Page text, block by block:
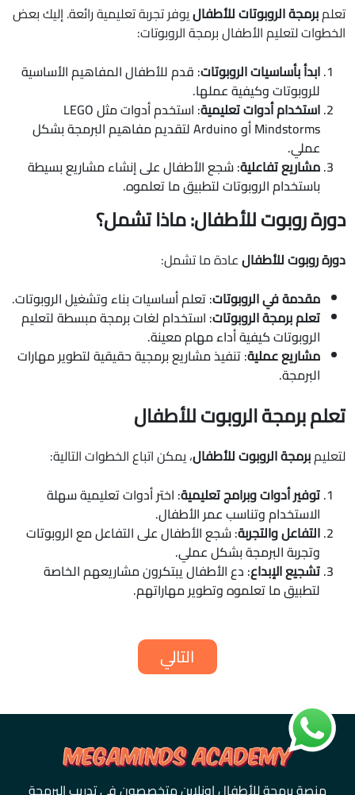
تعلمبرمجة الروبوتات للأطفاليوفر تجربة تعليمية رائعة. إليك بعض
الخطوات لتعليم الأطفال برمجة الروبوتات:
ابدأ بأساسيات الروبوتات: قدم للأطفال المفاهيم الأساسية
للروبوتات وكيفية عملها.
استخدام أدوات تعليمية
: استخدم أدوات مثل LEGO
Mindstorms أو Arduino لتقديم مفاهيم البرمجة بشكل
عملي.
مشاريع تفاعلية: شجع الأطفال على إنشاء مشاريع بسيطة
باستخدام الروبوتات لتطبيق ما تعلموه.
دورة روبوت للأطفال: ماذا تشمل؟
دورة روبوت للأطفالعادة ما تشمل:
مقدمة في الروبوتات: تعلم أساسيات بناء وتشغيل الروبوتات.
تعلم برمجة الروبوتات: استخدام لغات برمجة مبسطة لتعليم
الروبوتات كيفية أداء مهام معينة.
مشاريع عملية: تنفيذ مشاريع برمجية حقيقية لتطوير مهارات
البرمجة.
تعلم برمجة الروبوت للأطفال
لتعليمبرمجة الروبوت للأطفال، يمكن اتباع الخطوات التالية:
توفير أدوات وبرامج تعليمية: اختر أدوات تعليمية سهلة
الاستخدام وتناسب عمر الأطفال.
التفاعل والتجربة: شجع الأطفال على التفاعل مع الروبوتات
وتجربة البرمجة بشكل عملي.
تشجيع الإبداع: دع الأطفال يبتكرون مشاريعهم الخاصة
لتطبيق ما تعلموه وتطوير مهاراتهم.
التالي